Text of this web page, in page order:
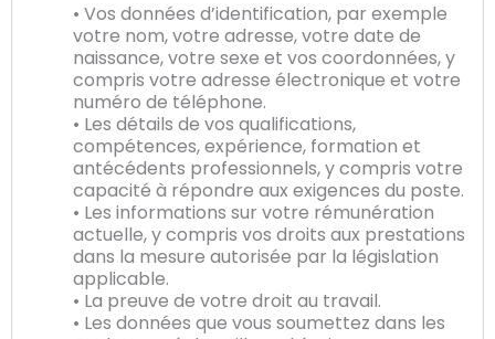
• Vos données d’identification, par exemple
votre nom, votre adresse, votre date de
naissance, votre sexe et vos coordonnées, y
compris votre adresse électronique et votre
numéro de téléphone.
• Les détails de vos qualifications,
compétences, expérience, formation et
antécédents professionnels, y compris votre
capacité à répondre aux exigences du poste.
• Les informations sur votre rémunération
actuelle, y compris vos droits aux prestations
dans la mesure autorisée par la législation
applicable.
• La preuve de votre droit au travail.
• Les données que vous soumettez dans les